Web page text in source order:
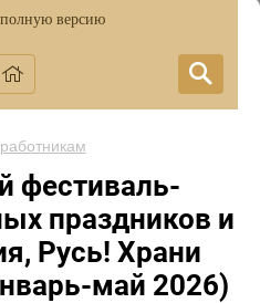
версию
фестиваль-
праздников и
Русь! Храни
май 2026)